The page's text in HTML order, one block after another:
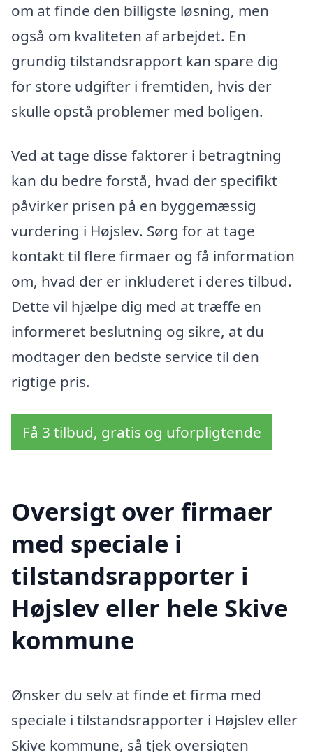
om at finde den billigste løsning, men
også om kvaliteten af arbejdet. En
grundig tilstandsrapport kan spare dig
for store udgifter i fremtiden, hvis der
skulle opstå problemer med boligen.
Ved at tage disse faktorer i betragtning
kan du bedre forstå, hvad der specifikt
påvirker prisen på en byggemæssig
vurdering i Højslev. Sørg for at tage
kontakt til flere firmaer og få information
om, hvad der er inkluderet i deres tilbud.
Dette vil hjælpe dig med at træffe en
informeret beslutning og sikre, at du
modtager den bedste service til den
rigtige pris.
Få 3 tilbud, gratis og uforpligtende
Oversigt over firmaer
med speciale i
tilstandsrapporter i
Højslev eller hele Skive
kommune
Ønsker du selv at finde et firma med
speciale i tilstandsrapporter i Højslev eller
Skive kommune, så tjek oversigten